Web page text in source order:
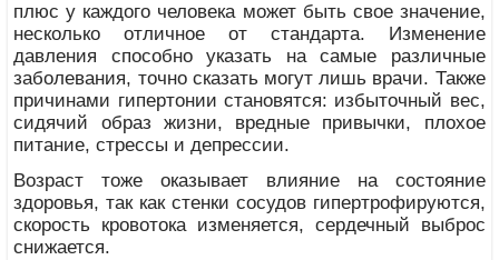
плюс у каждого человека может быть свое значение,
несколько отличное от стандарта. Изменение
давления способно указать на самые различные
заболевания, точно сказать могут лишь врачи. Также
причинами гипертонии становятся: избыточный вес,
сидячий образ жизни, вредные привычки, плохое
питание, стрессы и депрессии.
Возраст тоже оказывает влияние на состояние
здоровья, так как стенки сосудов гипертрофируются,
скорость кровотока изменяется, сердечный выброс
снижается.